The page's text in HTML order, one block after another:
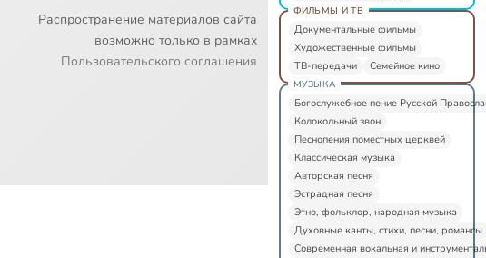
Распространение материалов сайта
возможно только в рамках
Пользовательского соглашения
ФИЛЬМЫ И ТВ
Документальные фильмы
Художественные фильмы
ТВ-передачи
Семейное кино
МУЗЫКА
Богослужебное пение Русской
Колокольный звон
Песнопения поместных церквей
Классическая музыка
Авторская песня
Эстрадная песня
Этно, фольклор, народная музыка
Духовные канты, стихи, песни, романсы
Современная вокальная и